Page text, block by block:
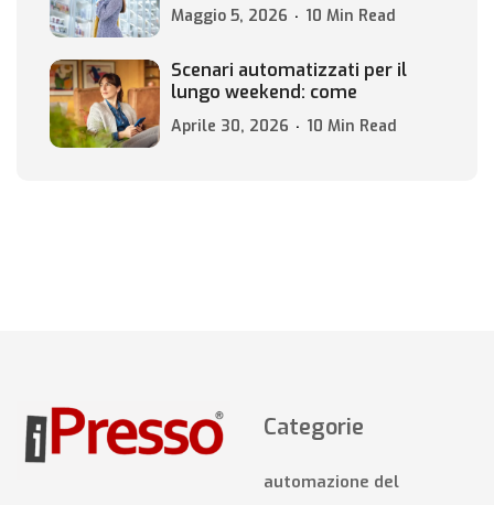
Maggio 5, 2026 10 Min Read
Scenari automatizzati per il
lungo weekend: come
Aprile 30, 2026 10 Min Read
Categorie
automazione del